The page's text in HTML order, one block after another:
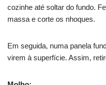
cozinhe até soltar do fundo.
massa e corte os nhoques.
Em seguida, numa panela
virem à superfície. Assim,